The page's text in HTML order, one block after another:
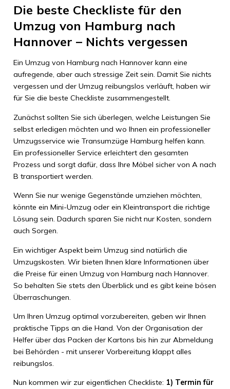
Die beste Checkliste für den
Umzug von Hamburg nach
Hannover – Nichts vergessen
Ein Umzug von Hamburg nach Hannover kann eine
aufregende, aber auch stressige Zeit sein. Damit Sie nichts
vergessen und der Umzug reibungslos verläuft, haben wir
für Sie die beste Checkliste zusammengestellt.
Zunächst sollten Sie sich überlegen, welche Leistungen Sie
selbst erledigen möchten und wo Ihnen ein professioneller
Umzugsservice wie Transumzüge Hamburg helfen kann.
Ein professioneller Service erleichtert den gesamten
Prozess und sorgt dafür, dass Ihre Möbel sicher von A nach
B transportiert werden.
Wenn Sie nur wenige Gegenstände umziehen möchten,
könnte ein Mini-Umzug oder ein Kleintransport die richtige
Lösung sein. Dadurch sparen Sie nicht nur Kosten, sondern
auch Sorgen.
Ein wichtiger Aspekt beim Umzug sind natürlich die
Umzugskosten. Wir bieten Ihnen klare Informationen über
die Preise für einen Umzug von Hamburg nach Hannover.
So behalten Sie stets den Überblick und es gibt keine bösen
Überraschungen.
Um Ihren Umzug optimal vorzubereiten, geben wir Ihnen
praktische Tipps an die Hand. Von der Organisation der
Helfer über das Packen der Kartons bis hin zur Abmeldung
bei Behörden - mit unserer Vorbereitung klappt alles
reibungslos.
Nun kommen wir zur eigentlichen Checkliste: 1) Termin für